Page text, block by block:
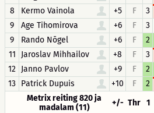
8
Kermo Vainola +5 F 3
9
Age Tihomirova +6 F 3
9
Rando Nõgel +6 F 2
11
Jaroslav Mihhailov +8 F 3
12 Janno Pavlov +9 F 2
13 Patrick Dupuis +10 F 2
Metrix reiting 820 ja
madalam (11)
+/- Thr 1